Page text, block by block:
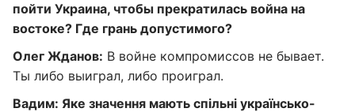
пойти Украина, чтобы прекратилась война на
востоке? Где грань допустимого?
Олег Жданов: В войне компромиссов не бывает.
Ты либо выиграл, либо проиграл.
Вадим: Яке значення мають спільні українсько-